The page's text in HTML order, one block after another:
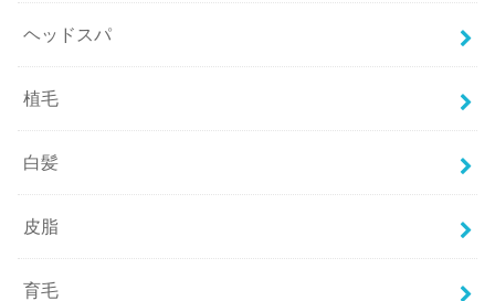
ヘッドスパ
植毛
白髪
皮脂
育毛